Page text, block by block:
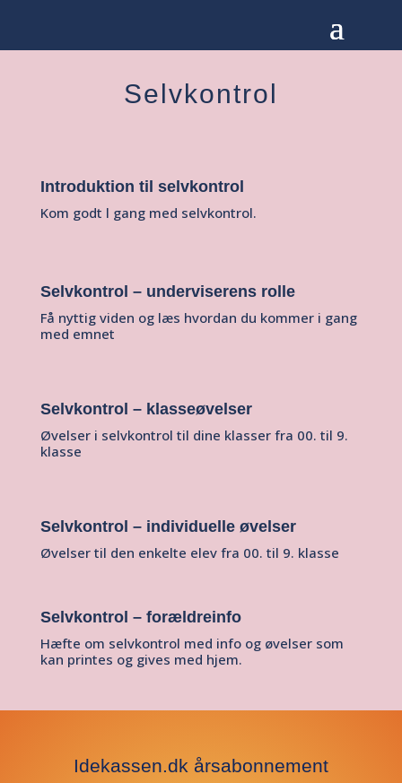
Selvkontrol
Introduktion til selvkontrol
Kom godt l gang med selvkontrol.
Selvkontrol – underviserens rolle
Få nyttig viden og læs hvordan du kommer i gang
med emnet
Selvkontrol – klasseøvelser
Øvelser i selvkontrol til dine klasser fra 00. til 9.
klasse
Selvkontrol – individuelle øvelser
Øvelser til den enkelte elev fra 00. til 9. klasse
Selvkontrol – forældreinfo
Hæfte om selvkontrol med info og øvelser som
kan printes og gives med hjem.
Idekassen.dk årsabonnement